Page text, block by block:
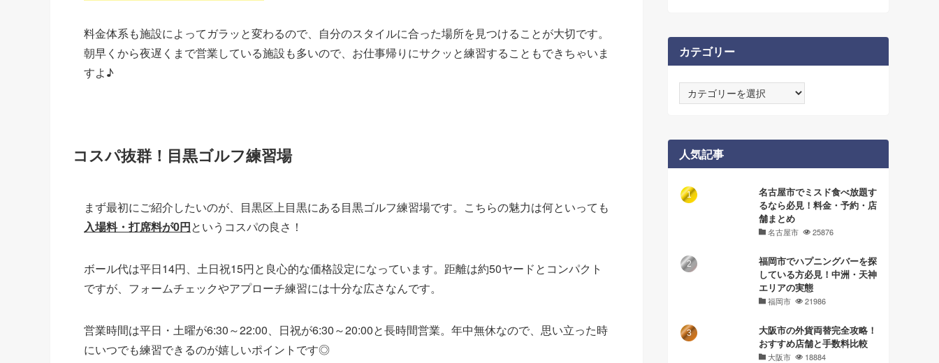
料金体系も施設によってガラッと変わるので、自分のスタイルに合った場所を見つけることが大切です。
朝早くから夜遅くまで営業している施設も多いので、お仕事帰りにサクッと練習することもできちゃいま
すよ♪
コスパ抜群！目黒ゴルフ練習場
まず最初にご紹介したいのが、目黒区上目黒にある目黒ゴルフ練習場です。こちらの魅力は何といっても
入場料・打席料が0円というコスパの良さ！
ボール代は平日14円、土日祝15円と良心的な価格設定になっています。距離は約50ヤードとコンパクト
ですが、フォームチェックやアプローチ練習には十分な広さなんです。
営業時間は平日・土曜が6:30～22:00、日祝が6:30～20:00と長時間営業。年中無休なので、思い立った時
にいつでも練習できるのが嬉しいポイントです◎
カテゴリー
テ
ー
人気記事
名古屋市でミスド食べ放題す
るなら必見！料金・予約・店
舗まとめ
名古屋市 25876
福岡市でハプニングバーを探
している方必見！中洲・天神
エリアの実態
福岡市 21986
大阪市の外貨両替完全攻略！
おすすめ店舗と手数料比較
大阪市 18884